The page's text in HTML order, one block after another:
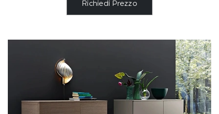
Richiedi Prezzo